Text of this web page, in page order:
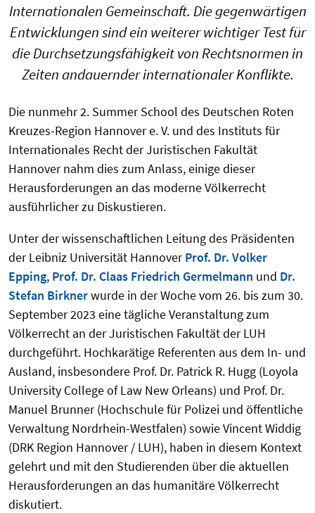
Internationalen Gemeinschaft. Die gegenwärtigen
Entwicklungen sind ein weiterer wichtiger Test für
die Durchsetzungsfähigkeit von Rechtsnormen in
Zeiten andauernder internationaler Konflikte.
Die nunmehr 2. Summer School des Deutschen Roten
Kreuzes-Region Hannover e. V. und des Instituts für
Internationales Recht der Juristischen Fakultät
Hannover nahm dies zum Anlass, einige dieser
Herausforderungen an das moderne Völkerrecht
ausführlicher zu Diskustieren.
Unter der wissenschaftlichen Leitung des Präsidenten
der Leibniz Universität HannoverProf. Dr. Volker
Epping, Prof. Dr. Claas Friedrich Germelmann und Dr.
Stefan Birknerwurde in der Woche vom 26. bis zum 30.
September 2023 eine tägliche Veranstaltung zum
Völkerrecht an der Juristischen Fakultät der LUH
durchgeführt. Hochkarätige Referenten aus dem In- und
Ausland, insbesondere Prof. Dr. Patrick R. Hugg (Loyola
University College of Law New Orleans) und Prof. Dr.
Manuel Brunner (Hochschule für Polizei und öffentliche
Verwaltung Nordrhein-Westfalen) sowie Vincent Widdig
(DRK Region Hannover / LUH), haben in diesem Kontext
gelehrt und mit den Studierenden über die aktuellen
Herausforderungen an das humanitäre Völkerrecht
diskutiert.